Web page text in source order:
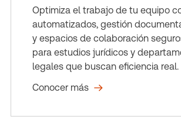
Optimiza el trabajo de tu equipo
automatizados, gestión
y espacios de colaboración
para estudios jurídicos y
legales que buscan eficiencia real.
Conocer más